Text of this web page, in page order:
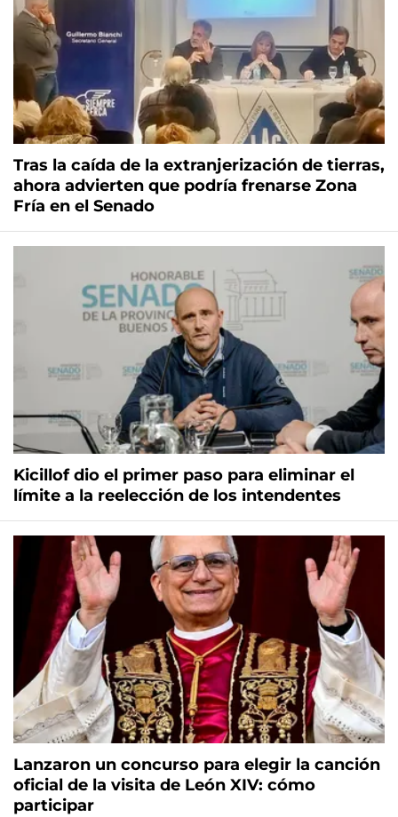
Tras la caída de la extranjerización de tierras,
ahora advierten que podría frenarse Zona
Fría en el Senado
Kicillof dio el primer paso para eliminar el
límite a la reelección de los intendentes
Lanzaron un concurso para elegir la canción
oficial de la visita de León XIV: cómo
participar